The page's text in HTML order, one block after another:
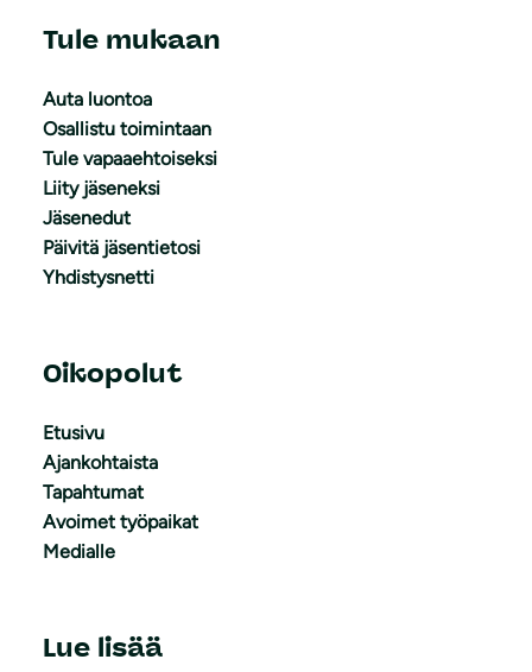
Tule mukaan
Auta luontoa
Osallistu toimintaan
Tule vapaaehtoiseksi
Liity jäseneksi
Jäsenedut
Päivitä jäsentietosi
Yhdistysnetti
Oikopolut
Etusivu
Ajankohtaista
Tapahtumat
Avoimet työpaikat
Medialle
Lue lisää